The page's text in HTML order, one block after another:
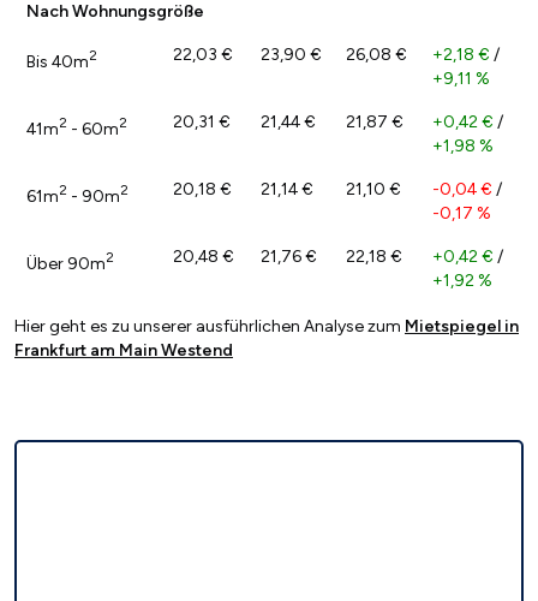
Nach Wohnungsgröße
Bis 40m2 22,03 € 23,90 € 26,08 € +2,18 € /
+9,11 %
41m2 - 60m2 20,31 € 21,44 € 21,87 € +0,42 € /
+1,98 %
61m2 - 90m2 20,18 € 21,14 € 21,10 € -0,04 € /
-0,17 %
Über 90m2 20,48 € 21,76 € 22,18 € +0,42 € /
+1,92 %
Hier geht es zu unserer ausführlichen Analyse zum Mietspiegel in
Frankfurt am Main Westend